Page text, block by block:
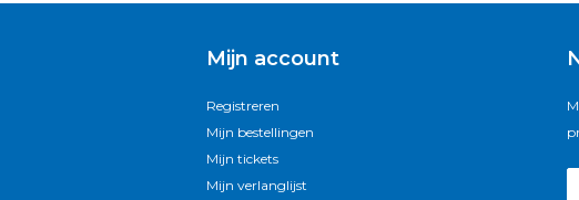
Mijn account
Registreren
Mijn bestellingen
Mijn tickets
Mijn verlanglijst